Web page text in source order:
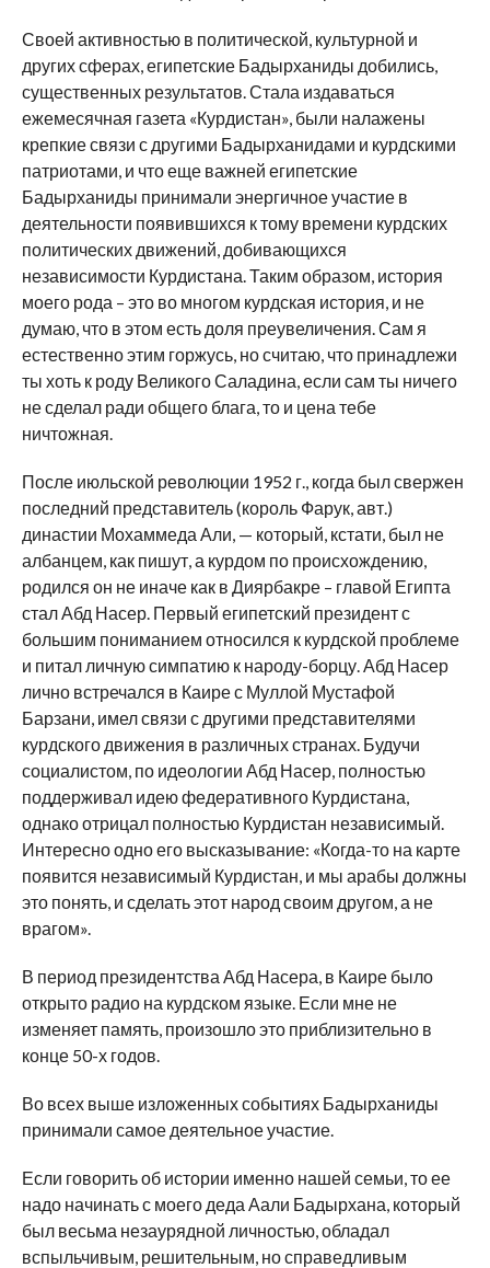
Своей активностью в политической, культурной и
других сферах, египетские Бадырханиды добились,
существенных результатов. Стала издаваться
ежемесячная газета «Курдистан», были налажены
крепкие связи с другими Бадырханидами и курдскими
патриотами, и что еще важней египетские
Бадырханиды принимали энергичное участие в
деятельности появившихся к тому времени курдских
политических движений, добивающихся
независимости Курдистана. Таким образом, история
моего рода – это во многом курдская история, и не
думаю, что в этом есть доля преувеличения. Сам я
естественно этим горжусь, но считаю, что принадлежи
ты хоть к роду Великого Саладина, если сам ты ничего
не сделал ради общего блага, то и цена тебе
ничтожная.
После июльской революции 1952 г., когда был свержен
последний представитель (король Фарук, авт.)
династии Мохаммеда Али, — который, кстати, был не
албанцем, как пишут, а курдом по происхождению,
родился он не иначе как в Диярбакре – главой Египта
стал Абд Насер. Первый египетский президент с
большим пониманием относился к курдской проблеме
и питал личную симпатию к народу-борцу. Абд Насер
лично встречался в Каире с Муллой Мустафой
Барзани, имел связи с другими представителями
курдского движения в различных странах. Будучи
социалистом, по идеологии Абд Насер, полностью
поддерживал идею федеративного Курдистана,
однако отрицал полностью Курдистан независимый.
Интересно одно его высказывание: «Когда-то на карте
появится независимый Курдистан, и мы арабы должны
это понять, и сделать этот народ своим другом, а не
врагом».
В период президентства Абд Насера, в Каире было
открыто радио на курдском языке. Если мне не
изменяет память, произошло это приблизительно в
конце 50-х годов.
Во всех выше изложенных событиях Бадырханиды
принимали самое деятельное участие.
Если говорить об истории именно нашей семьи, то ее
надо начинать с моего деда Аали Бадырхана, который
был весьма незаурядной личностью, обладал
вспыльчивым, решительным, но справедливым